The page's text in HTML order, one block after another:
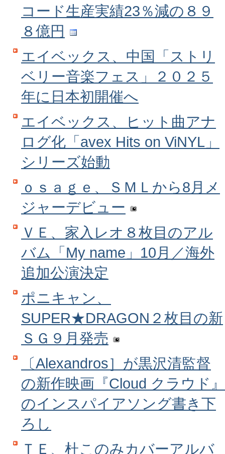
コード生産実績23％減の８９
８億円
エイベックス、中国「ストリ
ベリー音楽フェス」２０２５
年に日本初開催へ
エイベックス、ヒット曲アナ
ログ化「avex Hits on ViNYL」
シリーズ始動
ｏｓａｇｅ、ＳＭＬから8月メ
ジャーデビュー
ＶＥ、家入レオ８枚目のアル
バム「My name」10月／海外
追加公演決定
ポニキャン、
SUPER★DRAGON２枚目の新
ＳＧ９月発売
〔Alexandros］が黒沢清監督
の新作映画『Cloud クラウド』
のインスパイアソング書き下
ろし
ＴＥ、杜このみカバーアルバ